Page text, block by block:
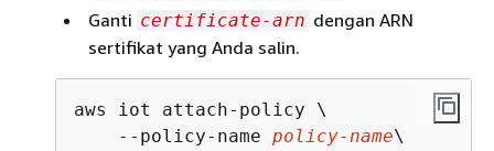
Ganti certificate-arn dengan ARN
sertifikat yang Anda salin.
aws iot attach-policy \
    --policy-name
policy-name\